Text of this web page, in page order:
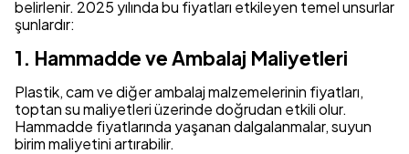
belirlenir. 2025 yılında bu fiyatları etkileyen temel unsurlar
şunlardır:
1. Hammadde ve Ambalaj Maliyetleri
Plastik, cam ve diğer ambalaj malzemelerinin fiyatları,
toptan su maliyetleri üzerinde doğrudan etkili olur.
Hammadde fiyatlarında yaşanan dalgalanmalar, suyun
birim maliyetini artırabilir.